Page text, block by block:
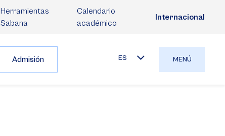
Herramientas
Sabana
Calendario
académico
Internacional
Admisión ES MENÚ